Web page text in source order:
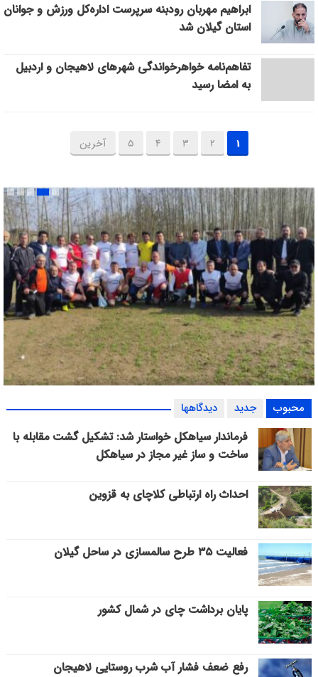
ابراهیم مهربان رودبنه سرپرست اداره‌کل ورزش و جوانان
استان گیلان شد
تفاهم‌نامه خواهرخواندگی شهرهای لاهیجان و اردبیل
به امضا رسید
۱ ۲ ۳ ۴ ۵ آخرین
گزارش تصویری
محبوب جدید دیدگاهها
فرماندار سیاهکل خواستار شد: تشکیل گشت مقابله با
ساخت و ساز غیر مجاز در سیاهکل
احداث راه ارتباطی کلاچای به قزوین
فعالیت ۳۵ طرح سالمسازی در ساحل گیلان
پایان برداشت چای در شمال کشور
رفع ضعف فشار آب شرب روستایی لاهیجان